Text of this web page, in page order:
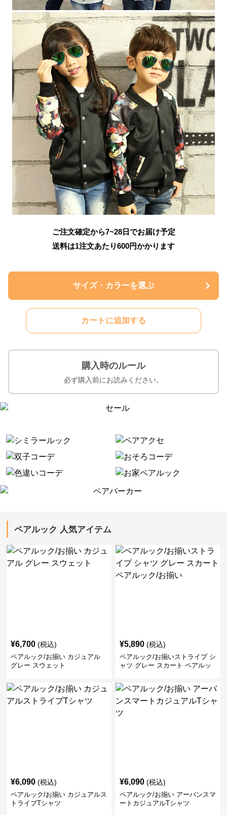
ご注文確定から7~28日でお届け予定
送料は1注文あたり600円かかります
サイズ・カラーを選ぶ
カートに追加する
購入時のルール
必ず購入前にお読みください。
ペアルック 人気アイテム
¥6,700 (税込)
ペアルック/お揃い カジュアル
グレー スウェット
¥5,890 (税込)
ペアルック/お揃いストライプ シ
ャツ グレー スカート ペアルッ
¥6,090 (税込)
ペアルック/お揃い カジュアルス
トライプTシャツ
¥6,090 (税込)
ペアルック/お揃い アーバンスマ
ートカジュアルTシャツ